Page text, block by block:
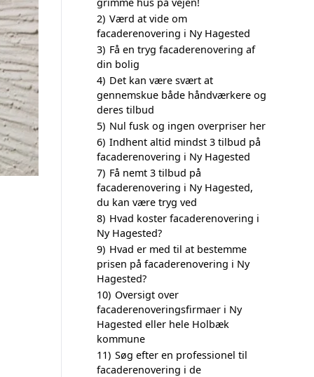
2) Værd at vide om
facaderenovering i Ny Hagested
3) Få en tryg facaderenovering af
din bolig
4) Det kan være svært at
gennemskue både håndværkere og
deres tilbud
5) Nul fusk og ingen overpriser her
6) Indhent altid mindst 3 tilbud på
facaderenovering i Ny Hagested
7) Få nemt 3 tilbud på
facaderenovering i Ny Hagested,
du kan være tryg ved
8) Hvad koster facaderenovering i
Ny Hagested?
9) Hvad er med til at bestemme
prisen på facaderenovering i Ny
Hagested?
10) Oversigt over
facaderenoveringsfirmaer i Ny
Hagested eller hele Holbæk
kommune
11) Søg efter en professionel til
facaderenovering i de